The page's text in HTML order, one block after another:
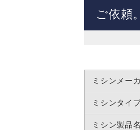
ご依頼。
ミシンメー
ミシンタイ
ミシン製品